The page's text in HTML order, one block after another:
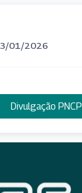
01/2026
Divulgação PNCP